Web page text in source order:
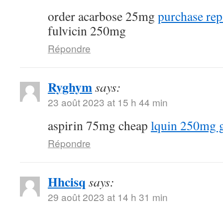
order acarbose 25mg purchase
fulvicin 250mg
Répondre
Ryghymsays:
23 août 2023 at 15 h 44 min
aspirin 75mg cheap lquin 250mg
Répondre
Hhcisq says:
29 août 2023 at 14 h 31 min